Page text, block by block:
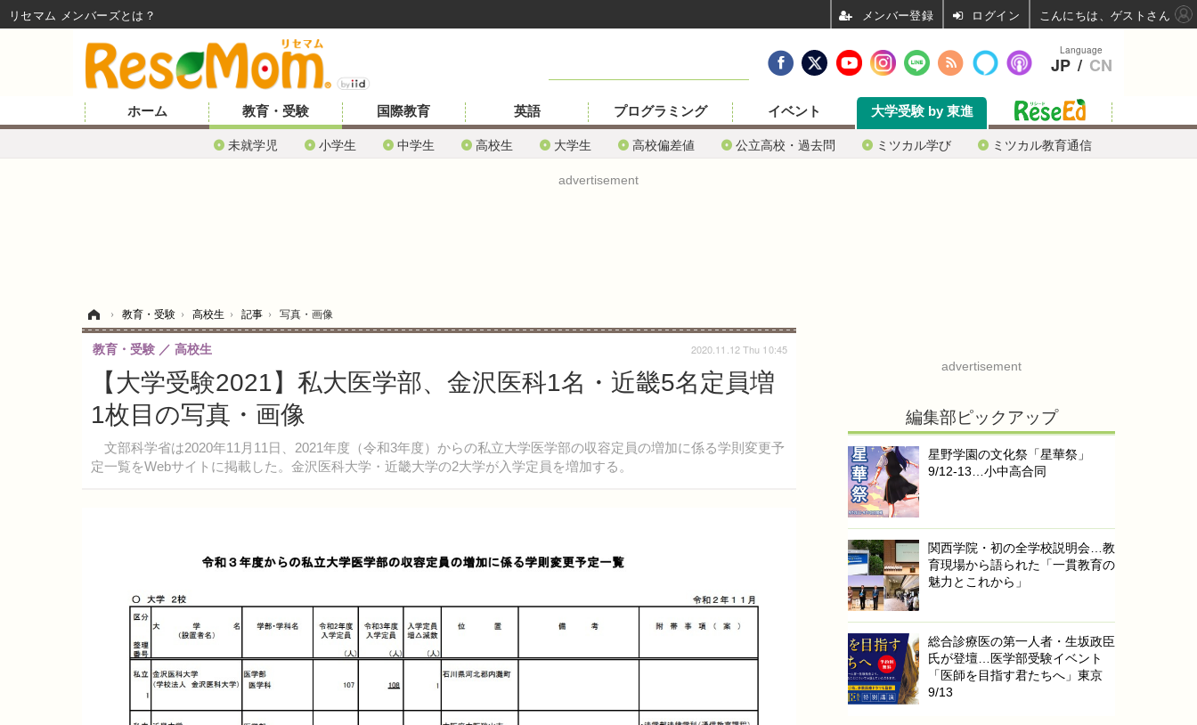
ホーム 教育・受験
未就学児 小学生 中学生 高校生 大学生 高校偏差値 公立高校・過去問 ミツカル学び ミツカル教育通信
国際教育 英語 プログラミング イベント 大学受験 by 東進
advertisement
› 教育・受験 › 高校生 › 記事 › 写真・画像
【大学受験2021】私大医学部、金沢医科1名・近畿5名定員増
1枚目の写真・画像
文部科学省は2020年11月11日、2021年度（令和3年度）からの私立大学医学部の収容定員の増加に係る学則変更予
定一覧をWebサイトに掲載した。金沢医科大学・近畿大学の2大学が入学定員を増加する。
教育・受験 高校生 2020.11.12 Thu 10:45
advertisement
編集部ピックアップ
星野学園の文化祭「星華祭」
9/12-13…小中高合同
関西学院・初の全学校説明会…教
育現場から語られた「一貫教育の
魅力とこれから」
総合診療医の第一人者・生坂政臣
氏が登壇…医学部受験イベント
「医師を目指す君たちへ」東京
9/13
Language
JP / CN
リセマム メンバーズ ログイン こんにちは、ゲストさん